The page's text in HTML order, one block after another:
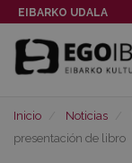
EIBARKO UDALA
Inicio Noticias
presentación de libro